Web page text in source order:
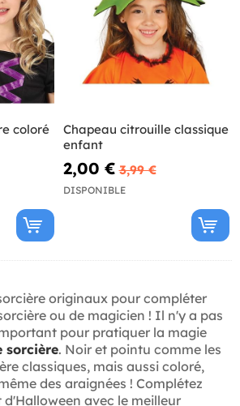
coloré
Chapeau citrouille classique
enfant
2,00 € 3,99 €
DISPONIBLE
originaux pour compléter
ou de magicien ! Il n'y a pas
pour pratiquer la magie
sorcière. Noir et pointu comme les
classiques, mais aussi coloré,
des araignées ! Complétez
avec le meilleur